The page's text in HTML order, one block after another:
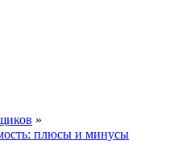
»
плюсы и минусы